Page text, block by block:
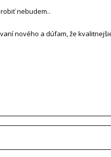
nebudem..
nového a dúfam, že